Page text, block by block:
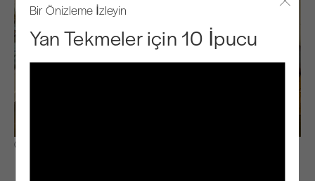
Bir Önizleme İzleyin
Yan Tekmeler için 10 İpucu
Gözlemle ve Öğren